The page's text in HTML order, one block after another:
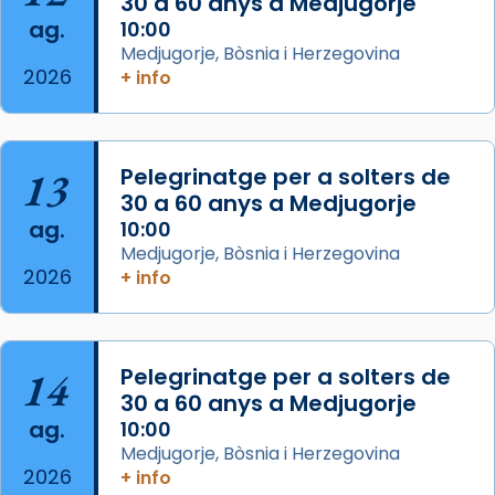
Photo
View on Facebook · Share
2 weeks ago
Jaume, fill de Zebedeu, és juntament amb el
seu germà Joan i Pere un dels que
acompanyava més de prop Jesús.
Segons el llibre dels Fets (12,2) fou el primer
apòstol màrtir, decapitat a Jerusalem per
Herodes Agripa (vers l'any 44).
Patró de Galícia, després de les invasions
musulmanes fou venerat com a patró dels
Regnes castellans i més tard de tota
ag.
2026
10:00
Medjugorje, Bòsnia i Herzegovina
+ info
13
ag.
2026
Pelegrinatge per a solters de
30 a 60 anys a Medjugorje
10:00
Medjugorje, Bòsnia i Herzegovina
+ info
14
ag.
2026
Pelegrinatge per a solters de
30 a 60 anys a Medjugorje
10:00
Medjugorje, Bòsnia i Herzegovina
+ info